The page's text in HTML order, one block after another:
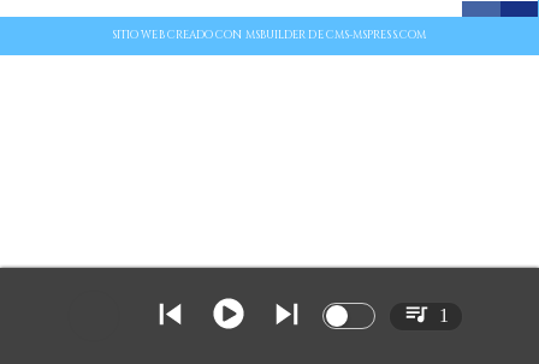
SITIO WEB CREADO CON MSBUILDER DE CMS-MSPRESS.COM
1